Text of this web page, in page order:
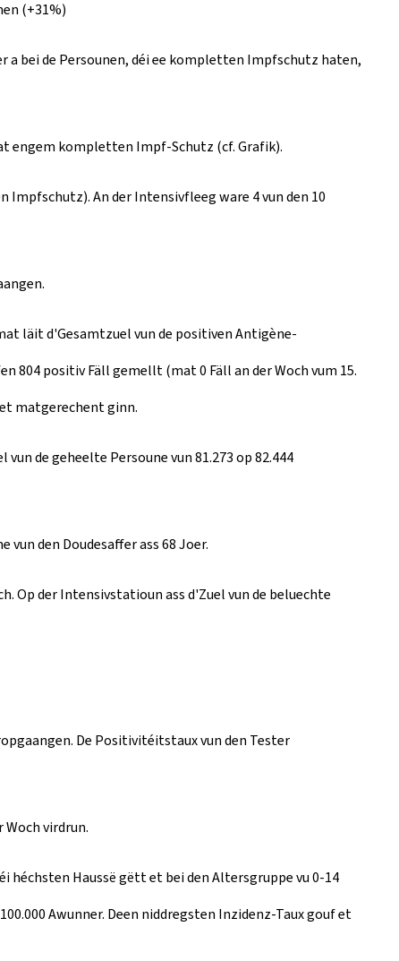
(+31%)
a bei de Persounen, déi ee kompletten Impfschutz haten,
engem kompletten Impf-Schutz (cf. Grafik).
An der Intensivfleeg ware 4 vun den 10
läit d'Gesamtzuel vun de positiven Antigène-
804 positiv Fäll gemellt (mat 0 Fäll an der Woch vum 15.
matgerechent ginn.
de geheelte Persoune vun 81.273 op 82.444
vun den Doudesaffer ass 68 Joer.
Op der Intensivstatioun ass d'Zuel vun de beluechte
De Positivitéitstaux vun den Tester
Woch virdrun.
héchsten Haussë gëtt et bei den Altersgruppe vu 0-14
Awunner. Deen niddregsten Inzidenz-Taux gouf et